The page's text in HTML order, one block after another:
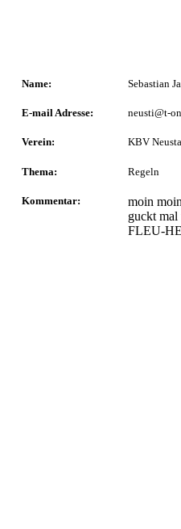
Name: Sebastian
E-mail Adresse: neusti@t-
Verein: KBV
Thema: Regeln
Kommentar:
moin
guckt mal
FLEU-